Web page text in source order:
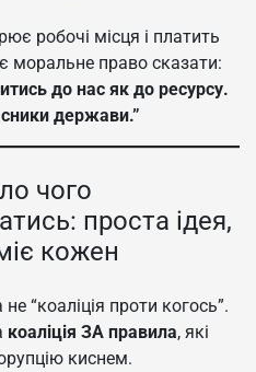
робочі місця і платить
моральне право сказати:
до нас як до ресурсу.
держави.”
чого
проста ідея,
кожен
“коаліція проти когось”.
коаліція ЗА правила, які
киснем.